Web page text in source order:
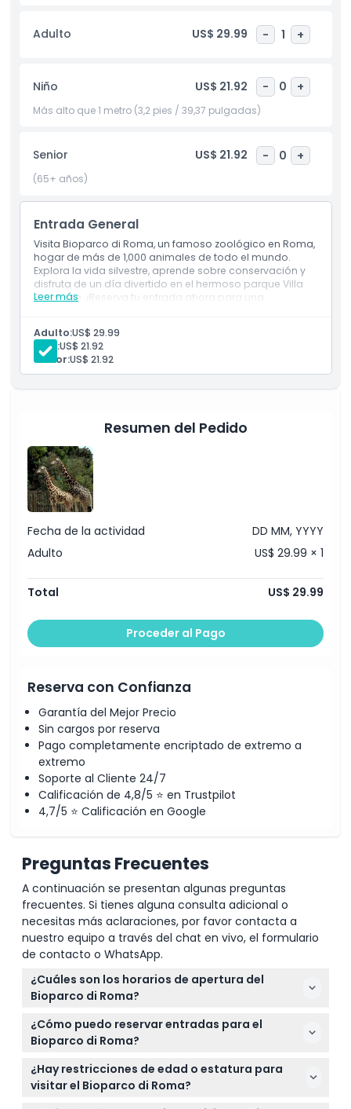
seguros y cómodos para los animales. Además, hay
actividades atractivas y programas educativos que
especies y sus ecosistemas naturales. Al reservar un
Bioparco di Roma Open Ticket, puedes disfrutar de un día
flexible e inolvidable lleno de aventura, descubrimiento y
en Roma, este jardín zoológico es una excelente opción.
Planea tu visita hoy y explora el increíble mundo de los
Aspectos Destacados
Inclusiones
Exclusiones
Cosas a Saber
Ubicación
Cómo Canjear
Política de Cancelación
Adulto US$ 29.99 - 1 +
Niño US$ 21.92 - 0 +
Más alto que 1 metro (3,2 pies / 39,37 pulgadas)
Senior US$ 21.92 - 0 +
(65+ años)
Entrada General
Visita Bioparco di Roma, un famoso zoológico en Roma,
hogar de más de 1,000 animales de todo el mundo.
Explora la vida silvestre, aprende sobre conservación y
disfruta de un día divertido en el hermoso parque Villa
Borghese. ¡Reserva tu entrada ahora para una
Leer más
Adulto:US$ 29.99
Niño:US$ 21.92
Senior:US$ 21.92
Resumen del Pedido
Fecha de la actividad
DD MM, YYYY
Adulto
US$ 29.99 × 1
Total US$ 29.99
Proceder al Pago
Reserva con Confianza
Garantía del Mejor Precio
Sin cargos por reserva
Pago completamente encriptado de extremo a
extremo
Soporte al Cliente 24/7
Calificación de 4,8/5 ⭐ en Trustpilot
4,7/5 ⭐ Calificación en Google
Preguntas Frecuentes
A continuación se presentan algunas preguntas
frecuentes. Si tienes alguna consulta adicional o
necesitas más aclaraciones, por favor contacta a
nuestro equipo a través del chat en vivo, el formulario
de contacto o WhatsApp.
¿Cuáles son los horarios de apertura del
Bioparco di Roma?
El Bioparco di Roma está abierto todos los días
excepto el 25 de diciembre. Desde el 1 de enero al
29 de marzo y del 26 de octubre al 31 de diciembre,
abre de 9:30 a.m. a 5:00 p.m. Entre el 30 de marzo y
el 25 de octubre, está abierto de 9:30 a.m. a 6:00
¿Cómo puedo reservar entradas para el
Bioparco di Roma?
Puede reservar fácilmente sus entradas para el
Bioparco di Roma en línea aquí mismo en este sitio
web, asegurando su lugar en la fecha y hora
¿Hay restricciones de edad o estatura para
visitar el Bioparco di Roma?
Los niños menores de 100 cm de estatura entran